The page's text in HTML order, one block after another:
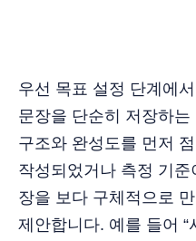
우선 목표 설정 단계에
문장을 단순히 저장하
구조와 완성도를 먼저
작성되었거나 측정 기
장을 보다 구체적으로
제안합니다. 예를 들어 “